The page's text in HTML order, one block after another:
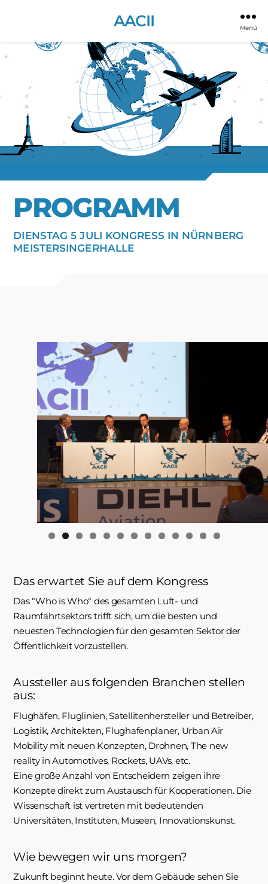
AACII Menú
PROGRAMM
DIENSTAG 5 JULI KONGRESS IN NÜRNBERG
MEISTERSINGERHALLE
Das erwartet Sie auf dem Kongress
Das “Who is Who“ des gesamten Luft- und
Raumfahrtsektors trifft sich, um die besten und
neuesten Technologien für den gesamten Sektor der
Öffentlichkeit vorzustellen.
Aussteller aus folgenden Branchen stellen
aus:
Flughäfen, Fluglinien, Satellitenhersteller und Betreiber,
Logistik, Architekten, Flughafenplaner, Urban Air
Mobility mit neuen Konzepten, Drohnen, The new
reality in Automotives, Rockets, UAVs, etc.
Eine große Anzahl von Entscheidern zeigen ihre
Konzepte direkt zum Austausch für Kooperationen. Die
Wissenschaft ist vertreten mit bedeutenden
Universitäten, Instituten, Museen, Innovationskunst.
Wie bewegen wir uns morgen?
Zukunft beginnt heute. Vor dem Gebäude sehen Sie